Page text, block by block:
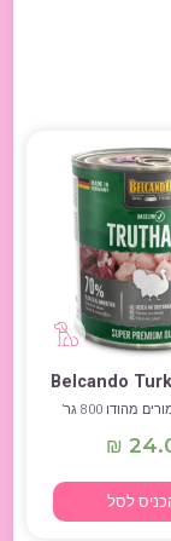
Belcando
מהודו 800 גר’
₪
לסל